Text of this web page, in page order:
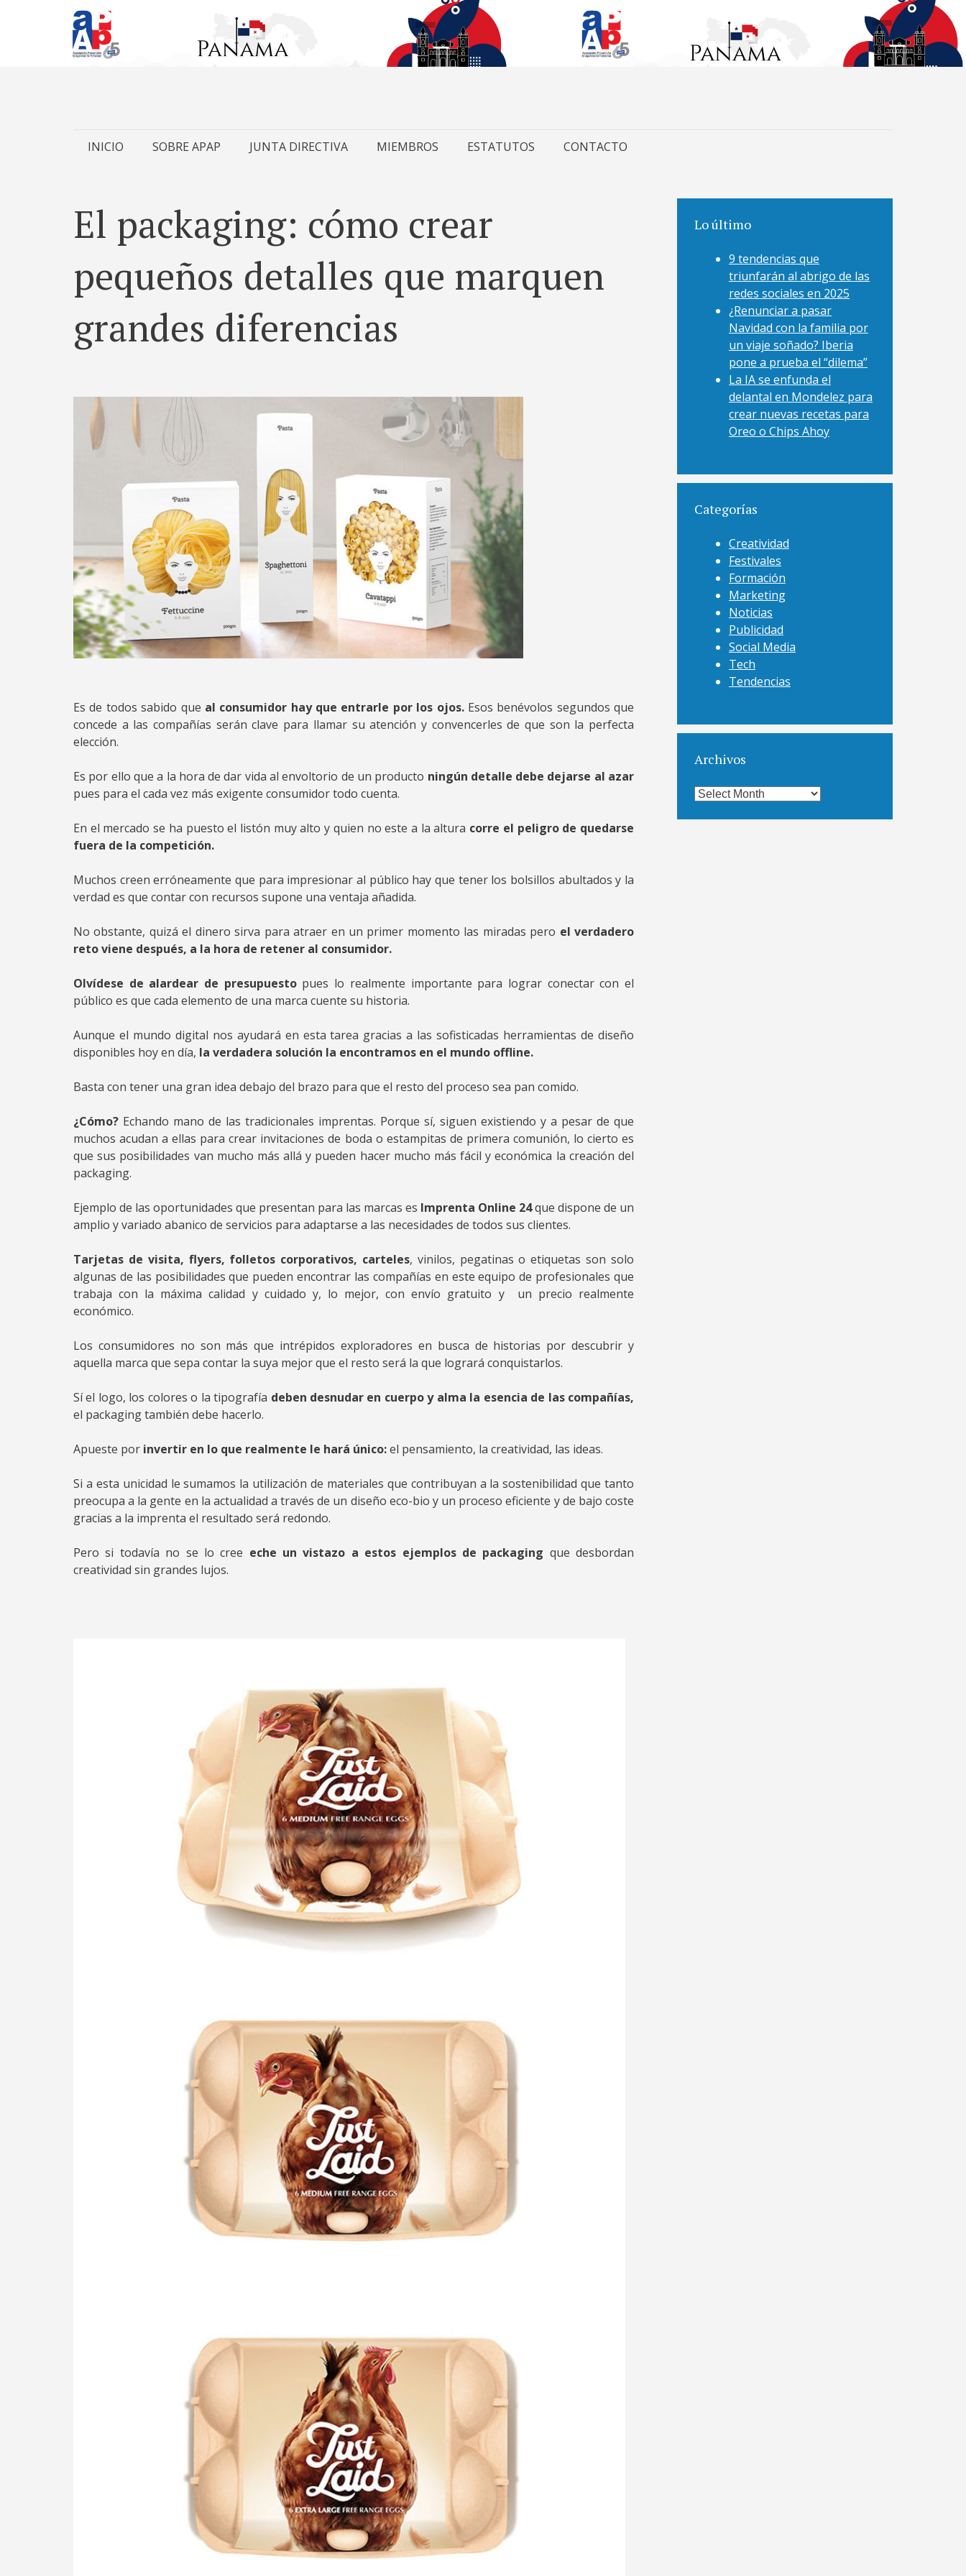
Skip
INICIO SOBRE APAP JUNTA DIRECTIVA MIEMBROS ESTATUTOS CONTACTO
El packaging: cómo crear
pequeños detalles que marquen
grandes diferencias
Es de todos sabido que al consumidor hay que entrarle por los ojos.Esos benévolos segundos que
concede a las compañías serán clave para llamar su atención y convencerles de que son la perfecta
elección.
Es por ello que a la hora de dar vida al envoltorio de un producto ningún detalle debe dejarse al azar
pues para el cada vez más exigente consumidor todo cuenta.
En el mercado se ha puesto el listón muy alto y quien no este a la altura corre el peligro de quedarse
fuera de la competición.
Muchos creen erróneamente que para impresionar al público hay que tener los bolsillos abultados y la
verdad es que contar con recursos supone una ventaja añadida.
No obstante, quizá el dinero sirva para atraer en un primer momento las miradas pero el verdadero
reto viene después, a la hora de retener al consumidor.
Olvídese de alardear de presupuestopues lo realmente importante para lograr conectar con el
público es que cada elemento de una marca cuente su historia.
Aunque el mundo digital nos ayudará en esta tarea gracias a las sofisticadas herramientas de diseño
disponibles hoy en día, la verdadera solución la encontramos en el mundo offline.
Basta con tener una gran idea debajo del brazo para que el resto del proceso sea pan comido.
¿Cómo? Echando mano de las tradicionales imprentas. Porque sí, siguen existiendo y a pesar de que
muchos acudan a ellas para crear invitaciones de boda o estampitas de primera comunión, lo cierto es
que sus posibilidades van mucho más allá y pueden hacer mucho más fácil y económica la creación del
packaging.
Ejemplo de las oportunidades que presentan para las marcas es Imprenta Online 24que dispone de un
amplio y variado abanico de servicios para adaptarse a las necesidades de todos sus clientes.
Tarjetas de visita, flyers, folletos corporativos, carteles, vinilos, pegatinas o etiquetas son solo
algunas de las posibilidades que pueden encontrar las compañías en este equipo de profesionales que
trabaja con la máxima calidad y cuidado y, lo mejor, con envío gratuito y un precio realmente
económico.
Los consumidores no son más que intrépidos exploradores en busca de historias por descubrir y
aquella marca que sepa contar la suya mejor que el resto será la que logrará conquistarlos.
Sí el logo, los colores o la tipografía deben desnudar en cuerpo y alma la esencia de las compañías,
el packaging también debe hacerlo.
Apueste por invertir en lo que realmente le hará único:el pensamiento, la creatividad, las ideas.
Si a esta unicidad le sumamos la utilización de materiales que contribuyan a la sostenibilidad que tanto
preocupa a la gente en la actualidad a través de un diseño eco-bio y un proceso eficiente y de bajo coste
gracias a la imprenta el resultado será redondo.
Pero si todavía no se lo cree eche un vistazo a estos ejemplos de packaging que desbordan
creatividad sin grandes lujos.
Lo último
9 tendencias que
triunfarán al abrigo de las
redes sociales en 2025
¿Renunciar a pasar
Navidad con la familia por
un viaje soñado? Iberia
pone a prueba el “dilema”
La IA se enfunda el
delantal en Mondelez para
crear nuevas recetas para
Oreo o Chips Ahoy
Categorías
Creatividad
Festivales
Formación
Marketing
Noticias
Publicidad
Social Media
Tech
Tendencias
Archivos
Archivos